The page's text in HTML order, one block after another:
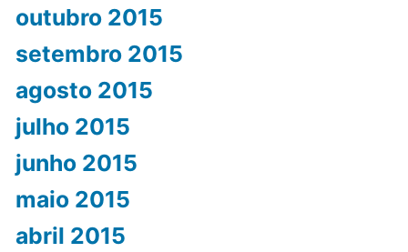
outubro 2015
setembro 2015
agosto 2015
julho 2015
junho 2015
maio 2015
abril 2015